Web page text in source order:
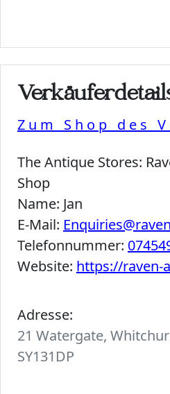
Zum Shop des
The Antique Stores:
Shop
Name: Jan
E-Mail:
Telefonnummer:
Website: https://raven-
Adresse:
21 Watergate,
SY131DP